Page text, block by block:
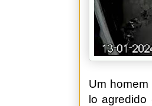
Um
lo